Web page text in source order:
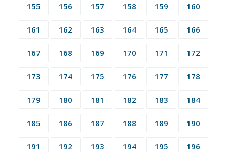
155 156 157 158 159 160
161 162 163 164 165 166
167 168 169 170 171 172
173 174 175 176 177 178
179 180 181 182 183 184
185 186 187 188 189 190
191 192 193 194 195 196